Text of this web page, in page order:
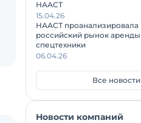
НААСТ
15.04.26
НААСТ проанализировала
российский рынок аренды
спецтехники
06.04.26
Все новости
Новости компаний